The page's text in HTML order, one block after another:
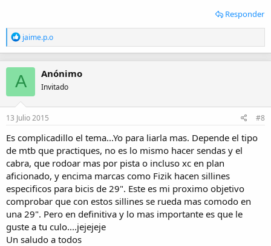
Responder
R
e
a
c
c
i
o
n
e
s
jaime.p.o
A Anónimo
Invitado
13 Julio 2015 #8
Es complicadillo el tema...Yo para liarla mas. Depende el tipo
de mtb que practiques, no es lo mismo hacer sendas y el
cabra, que rodoar mas por pista o incluso xc en plan
aficionado, y encima marcas como Fizik hacen sillines
especificos para bicis de 29". Este es mi proximo objetivo
comprobar que con estos sillines se rueda mas comodo en
una 29". Pero en definitiva y lo mas importante es que le
guste a tu culo....jejejeje
Un saludo a todos